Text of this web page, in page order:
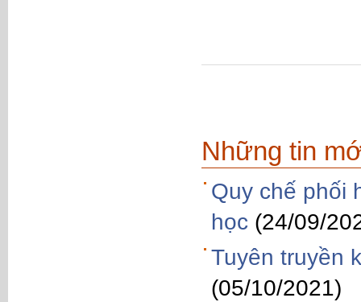
Những tin
Quy chế phối
học (24/09/
Tuyên truyền
(05/10/2021)